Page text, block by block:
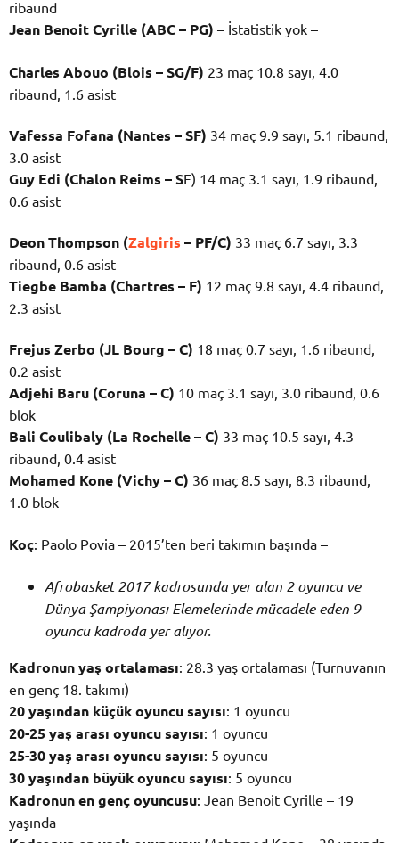
ribaund
Jean Benoit Cyrille (ABC – PG) – İstatistik yok –
Charles Abouo (Blois – SG/F) 23 maç 10.8 sayı, 4.0
ribaund, 1.6 asist
Vafessa Fofana (Nantes – SF) 34 maç 9.9 sayı, 5.1 ribaund,
3.0 asist
Guy Edi (Chalon Reims – SF) 14 maç 3.1 sayı, 1.9 ribaund,
0.6 asist
Deon Thompson (Zalgiris – PF/C) 33 maç 6.7 sayı, 3.3
ribaund, 0.6 asist
Tiegbe Bamba (Chartres – F) 12 maç 9.8 sayı, 4.4 ribaund,
2.3 asist
Frejus Zerbo (JL Bourg – C) 18 maç 0.7 sayı, 1.6 ribaund,
0.2 asist
Adjehi Baru (Coruna –C) 10 maç 3.1 sayı, 3.0 ribaund, 0.6
blok
Bali Coulibaly (La Rochelle – C) 33 maç 10.5 sayı, 4.3
ribaund, 0.4 asist
Mohamed Kone (Vichy – C) 36 maç 8.5 sayı, 8.3 ribaund,
1.0 blok
Koç: Paolo Povia – 2015’ten beri takımın başında –
Afrobasket 2017 kadrosunda yer alan 2 oyuncu ve
Dünya Şampiyonası Elemelerinde mücadele eden 9
oyuncu kadroda yer alıyor.
Kadronun yaş ortalaması: 28.3 yaş ortalaması (Turnuvanın
en genç 18. takımı)
20 yaşından küçük oyuncu sayısı: 1 oyuncu
20-25 yaş arası oyuncu sayısı: 1 oyuncu
25-30 yaş arası oyuncu sayısı: 5 oyuncu
30 yaşından büyük oyuncu sayısı: 5 oyuncu
Kadronun en genç oyuncusu: Jean Benoit Cyrille – 19
yaşında